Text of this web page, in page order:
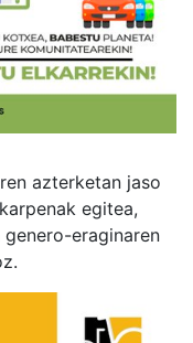
azterketan jaso
egitea,
eraginaren